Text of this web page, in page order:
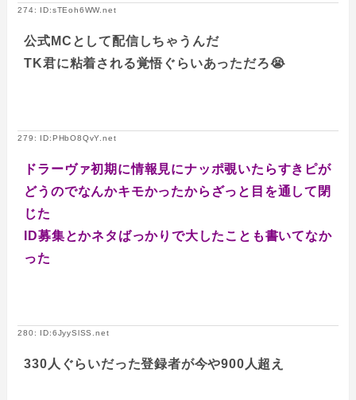
274: ID:sTEoh6WW.net
公式MCとして配信しちゃうんだ
TK君に粘着される覚悟ぐらいあっただろ😭
279: ID:PHbO8QvY.net
ドラーヴァ初期に情報見にナッポ覗いたらすきピが
どうのでなんかキモかったからざっと目を通して閉
じた
ID募集とかネタばっかりで大したことも書いてなか
った
280: ID:6JyySlSS.net
330人ぐらいだった登録者が今や900人超え